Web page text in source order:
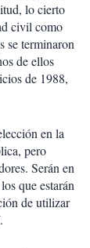
lo cierto
civil como
se terminaron
de ellos
de 1988,
en la
pero
Serán en
que estarán
de utilizar